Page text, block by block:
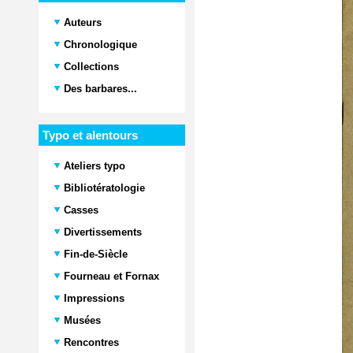
Auteurs
Chronologique
Collections
Des barbares...
Typo et alentours
Ateliers typo
Bibliotératologie
Casses
Divertissements
Fin-de-Siècle
Fourneau et Fornax
Impressions
Musées
Rencontres